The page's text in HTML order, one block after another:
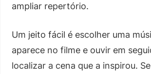
ampliar repertório.
Um jeito fácil é escolher uma
aparece no filme e ouvir em
localizar a cena que a inspirou.